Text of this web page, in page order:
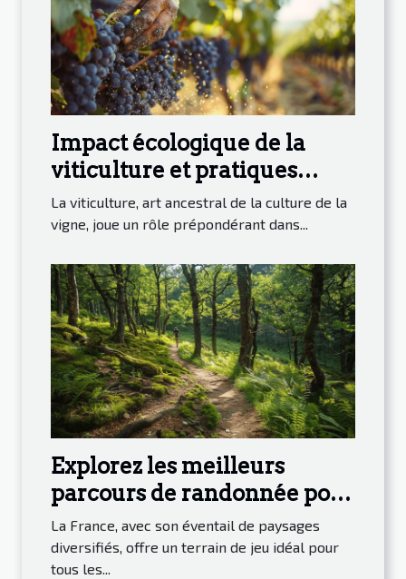
Impact écologique de la
viticulture et pratiques
durables
La viticulture, art ancestral de la culture de la
vigne, joue un rôle prépondérant dans...
Explorez les meilleurs
parcours de randonnée pour
découvrir la nature en
France
La France, avec son éventail de paysages
diversifiés, offre un terrain de jeu idéal pour
tous les...